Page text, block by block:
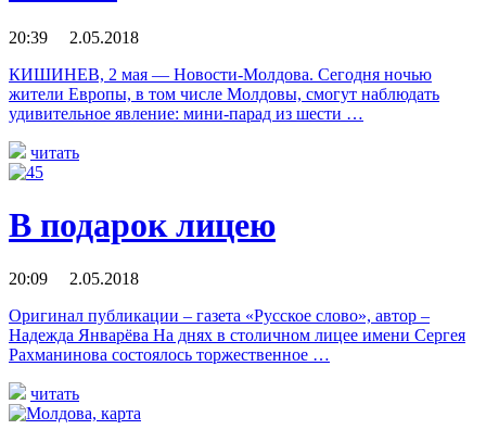
20:39 2.05.2018
КИШИНЕВ, 2 мая — Новости-Молдова. Сегодня ночью
жители Европы, в том числе Молдовы, смогут наблюдать
удивительное явление: мини-парад из шести …
читать
В подарок лицею
20:09 2.05.2018
Оригинал публикации – газета «Русское слово», автор –
Надежда Январёва На днях в столичном лицее имени Сергея
Рахманинова состоялось торжественное …
читать